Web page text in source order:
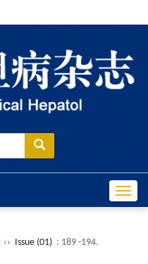
›› Issue (01) : 189 -194.